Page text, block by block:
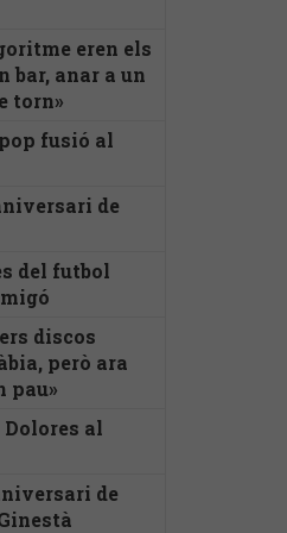
eren els
bar, anar a un
torn»
fusió al
de
del futbol
discos
però ara
pau»
al
de